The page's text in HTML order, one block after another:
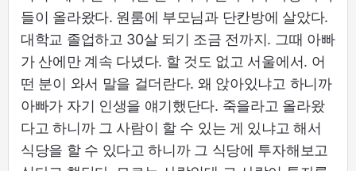
들이 올라왔다. 원룸에 부모님과 단칸방에 살았다.
대학교 졸업하고 30살 되기 조금 전까지. 그때 아빠
가 산에만 계속 다녔다. 할 것도 없고 서울에서. 어
떤 분이 와서 말을 걸더란다. 왜 앉아있냐고 하니까
아빠가 자기 인생을 얘기했단다. 죽을라고 올라왔
다고 하니까 그 사람이 할 수 있는 게 있냐고 해서
식당을 할 수 있다고 하니까 그 식당에 투자해보고